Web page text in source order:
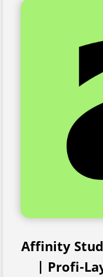
Affinity
| Profi-